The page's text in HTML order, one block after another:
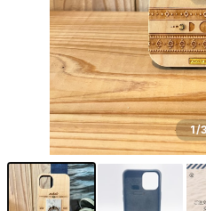
1/